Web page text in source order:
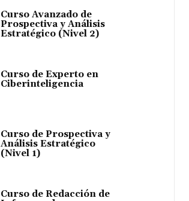
Curso Avanzado de
Prospectiva y Análisis
Estratégico (Nivel 2)
Curso de Experto en
Ciberinteligencia
Curso de Prospectiva y
Análisis Estratégico
(Nivel 1)
Curso de Redacción de